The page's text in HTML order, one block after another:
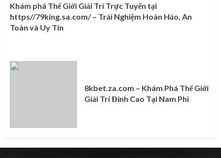
Khám phá Thế Giới Giải Trí Trực Tuyến tại
https//79king.sa.com/ – Trải Nghiệm Hoàn Hảo, An
Toàn và Uy Tín
8kbet.za.com – Khám Phá Thế Giới
Giải Trí Đỉnh Cao Tại Nam Phi